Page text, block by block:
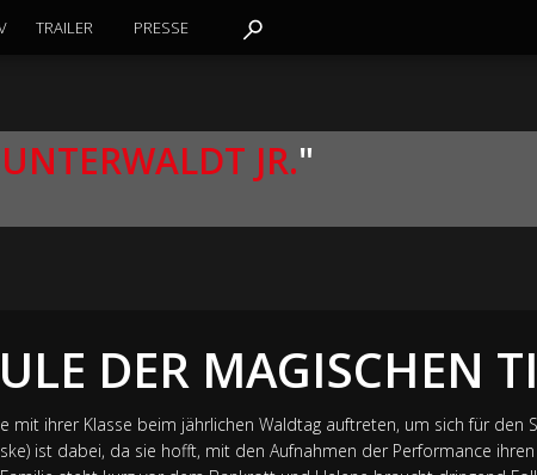
JR."
DER MAGISCHEN
mit ihrer Klasse beim jährlichen Waldtag auftreten, um sich für den
ist dabei, da sie hofft, mit den Aufnahmen der Performance
TRAILER PRESSE